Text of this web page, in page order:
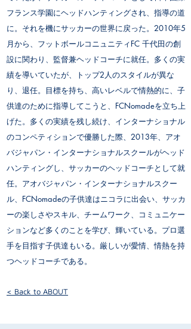
フランス学園にヘッドハンティングされ、指導の道
に。それを機にサッカーの世界に戻った。2010年5
月から、フットボールコニュニティFC 千代田の創
設に関わり、監督兼ヘッドコーチに就任。多くの実
績を導いていたが、トップ2人のスタイルが異な
り、退任。目標を持ち、高いレベルで情熱的に、子
供達のために指導してこうと、FCNomadeを立ち上
げた。多くの実績を残し続け、インターナショナル
のコンペティションで優勝した際、2013年、アオ
バジャパン・インターナショナルスクールがヘッド
ハンティングし、サッカーのヘッドコーチとして就
任。アオバジャパン・インターナショナルスクー
ル、FCNomadeの子供達はニコラに出会い、サッカ
ーの楽しさやスキル、チームワーク、コミュニケー
ションなど多くのことを学び、輝いている。プロ選
手を目指す子供達もいる。厳しいが愛情、情熱を持
つヘッドコーチである。
< Back to ABOUT